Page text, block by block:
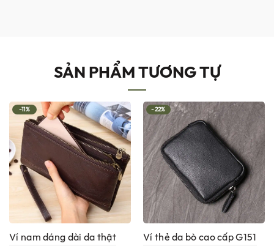
SẢN PHẨM TƯƠNG TỰ
-11%
Ví nam dáng dài da thật
-22%
Ví thẻ da bò cao cấp G151